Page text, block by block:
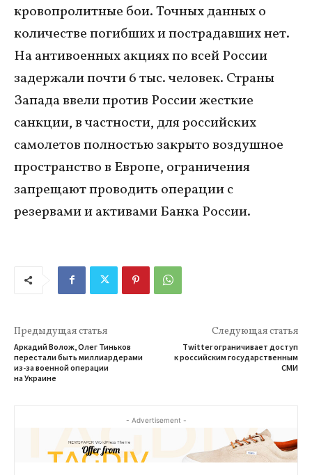
кровопролитные бои. Точных данных о
количестве погибших и пострадавших нет.
На антивоенных акциях по всей России
задержали почти 6 тыс. человек. Страны
Запада ввели против России жесткие
санкции, в частности, для российских
самолетов полностью закрыто воздушное
пространство в Европе, ограничения
запрещают проводить операции с
резервами и активами Банка России.
Предыдущая статья
Аркадий Волож, Олег Тиньков
перестали быть миллиардерами
из-за военной операции
на Украине
Следующая статья
Twitter ограничивает доступ
к российским государственным
СМИ
- Advertisement -